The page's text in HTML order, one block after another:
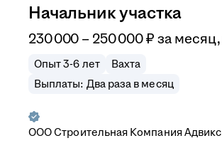
Начальник участка
230 000 – 250 000₽ за месяц,
Опыт 3-6 лет
Вахта
Выплаты: Два раза в месяц
ОООСтроительная Компания Адвикс